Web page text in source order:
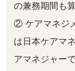
の兼務期間も
② ケアマネジ
は⽇本ケアマ
アマネジャー